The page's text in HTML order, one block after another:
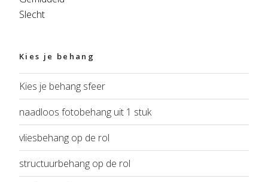
Slecht
Kies je behang
Kies je behang sfeer
naadloos fotobehang uit 1 stuk
vliesbehang op de rol
structuurbehang op de rol